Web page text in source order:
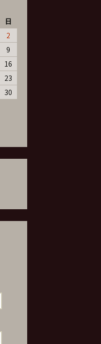
日
2
9
16
23
30